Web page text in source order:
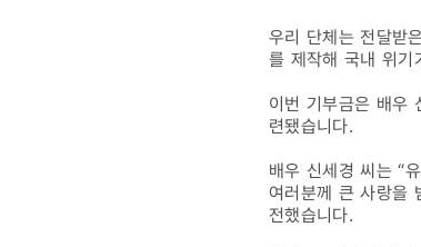
우리 단체는 전달받
를 제작해 국내 위기
이번 기부금은 배우
련됐습니다.
배우 신세경 씨는 “
여러분께 큰 사랑을
전했습니다.